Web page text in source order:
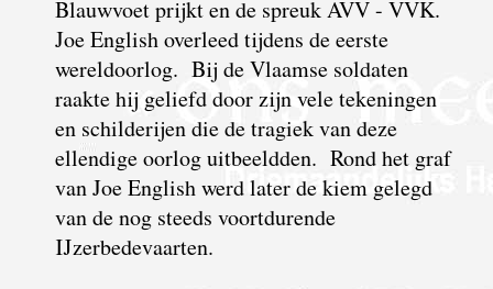
Blauwvoet prijkt en de spreuk AVV - VVK.
Joe English overleed tijdens de eerste
wereldoorlog. Bij de Vlaamse soldaten
raakte hij geliefd door zijn vele tekeningen
en schilderijen die de tragiek van deze
ellendige oorlog uitbeeldden. Rond het graf
van Joe English werd later de kiem gelegd
van de nog steeds voortdurende
IJzerbedevaarten.